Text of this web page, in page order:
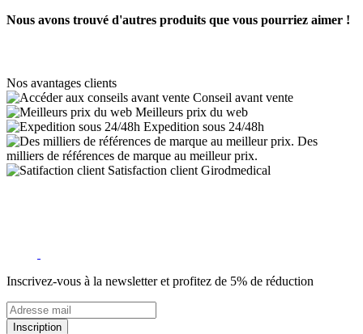
Nous avons trouvé d'autres produits que vous pourriez aimer !
Nos avantages clients
Conseil avant vente
Meilleurs prix du web
Expedition sous 24/48h
Des
milliers de références de marque au meilleur prix.
Satisfaction client Girodmedical
Inscrivez-vous à la newsletter et profitez de 5% de réduction
Inscription